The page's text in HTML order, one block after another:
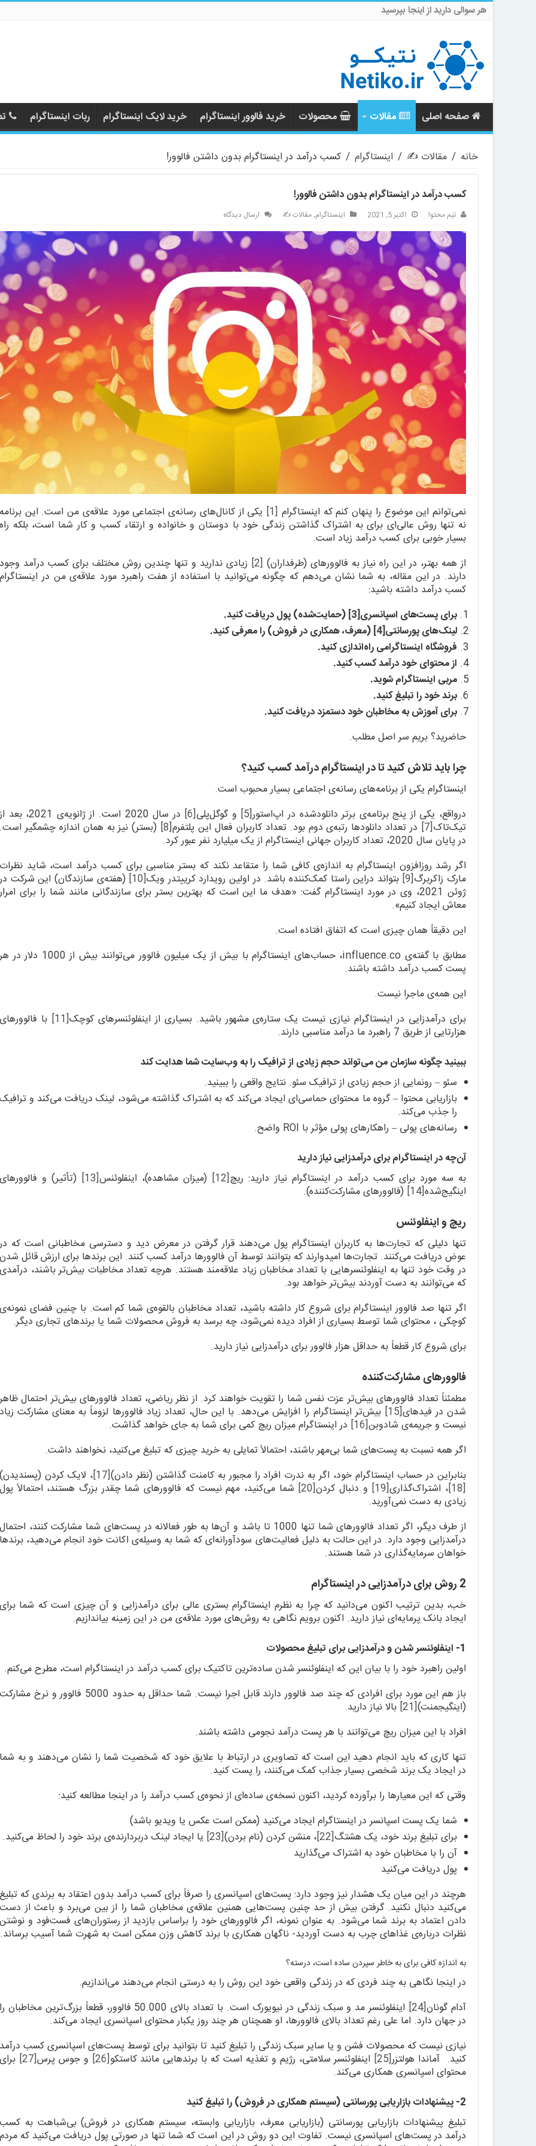
هر سوالی دارید از اینجا بپرسید
صفحه اصلی مقالات محصولات خرید فالوور اینستاگرام خرید لایک اینستاگرام ربات اینستاگرام
خانه / مقالات ✍️ / اینستاگرام / کسب درآمد در اینستاگرام بدون داشتن فالوور!
کسب درآمد در اینستاگرام بدون داشتن فالوور!
تیم محتوا اکتبر 5, 2021 اینستاگرام,مقالات ✍️ ارسال دیدگاه
نمی‌توانم این موضوع را پنهان کنم که اینستاگرام [1]
یکی از کانال‌های رسانه‌ی اجتماعی مورد علاقه‌ی من است. این برنامه
نه تنها روش عالی‌ای برای به اشتراک گذاشتن زندگی خود با دوستان و خانواده و ارتقاء کسب و کار شما است، بلکه راه
بسیار خوبی برای کسب درآمد زیاد است.
از همه بهتر، در این راه نیاز به فالوورهای (طرفداران) [2]
زیادی ندارید و تنها چندین روش مختلف برای کسب درآمد وجود
دارند. در این مقاله، به شما نشان می‌دهم که چگونه می‌توانید با استفاده از هفت راهبرد مورد علاقه‌ی من در اینستاگرام
کسب درآمد داشته باشید:
برای پست‌های اسپانسری[3]
(حمایت‌شده) پول دریافت کنید.
لینک‌های پورسانتی[4]
(معرف، همکاری در فروش) را معرفی کنید.
فروشگاه اینستاگرامی راه‌اندازی کنید.
از محتوای خود درآمد کسب کنید.
مربی اینستاگرام شوید.
برند خود را تبلیغ کنید.
برای آموزش به مخاطبان خود دستمزد دریافت کنید.
حاضرید؟ بریم سر اصل مطلب.
چرا باید تلاش کنید تا در اینستاگرام درآمد کسب کنید؟
اینستاگرام یکی از برنامه‌های رسانه‌ی اجتماعی بسیار محبوب است.
درواقع، یکی از پنج برنامه‌ی برتر دانلودشده در اپ‌استور[5] و گوگل‌پلی[6]
در سال 2020 است. از ژانویه‌ی 2021، بعد از
تیک‌تاک[7] در تعداد دانلودها رتبه‌ی دوم بود. تعداد کاربران فعال این پلتفرم[8]
(بستر) نیز به همان اندازه چشمگیر است.
در پایان سال 2020، تعداد کاربران جهانی اینستاگرام از یک میلیارد نفر عبور کرد.
اگر رشد روزافزون اینستاگرام به اندازه‌ی کافی شما را متقاعد نکند که بستر مناسبی برای کسب درآمد است، شاید نظرات
مارک زاکربرگ[9] بتواند دراین راستا کمک‌کننده باشد. در اولین رویدارد کرییتدر ویک[10]
(هفته‌ی سازندگان) این شرکت در
ژوئن 2021، وی در مورد اینستاگرام گفت: «هدف ما این است که بهترین بستر برای سازندگانی مانند شما را برای امرار
معاش ایجاد کنیم».
این دقیقاً همان چیزی است که اتفاق افتاده است.
مطابق با گفته‌ی influence.co، حساب‌های اینستاگرام با بیش از یک میلیون فالوور می‌توانند بیش از 1000 دلار در هر
پست کسب درآمد داشته باشند.
این همه‌ی ماجرا نیست.
برای درآمدزایی در اینستاگرام نیازی نیست یک ستاره‌ی مشهور باشید. بسیاری از اینفلوئنسرهای کوچک[11]
با فالوورهای
هزارتایی از طریق 7 راهبرد ما درآمد مناسبی دارند.
ببینید چگونه سازمان من می‌تواند حجم زیادی از ترافیک را به وب‌سایت شما هدایت کند
سئو – رونمایی از حجم زیادی از ترافیک سئو. نتایج واقعی را ببینید.
بازاریابی محتوا – گروه‌ ما محتوای حماسی‌ای ایجاد می‌کند که به اشتراک گذاشته می‌شود، لینک دریافت می‌کند و ترافیک
را جذب می‌کند.
رسانه‌های پولی – راهکارهای پولی مؤثر با ROI واضح.
آن‌چه در اینستاگرام برای درآمدزایی نیاز دارید
به سه مورد برای کسب درآمد در اینستاگرام نیاز دارید: ریچ[12] (میزان مشاهده)، اینفلوئنس[13]
(تأثیر) و فالوورهای
اینگیج‌شده[14] (فالوورهای مشارکت‌کننده).
ریچ و اینفلوئنس
تنها دلیلی که تجارت‌ها به کاربران اینستاگرام پول می‌دهند قرار گرفتن در معرض دید و دسترسی مخاطبانی است که در
عوض دریافت می‌کنند. تجارت‌ها امیدوارند که بتوانند توسط آن فالوورها درآمد کسب کنند. این برندها برای ارزش قائل شدن
در وقت خود تنها به اینفلوئنسرهایی با تعداد مخاطبان زیاد علاقه‌مند هستند. هرچه تعداد مخاطبات بیش‌تر باشند، درآمدی
که می‌توانند به دست آوردند بیش‌تر خواهد بود.
اگر تنها صد فالوور اینستاگرام برای شروع کار داشته باشید، تعداد مخاطبان بالقوه‌ی شما کم است. با چنین فضای نمونه‌ی
کوچکی ، محتوای شما توسط بسیاری از افراد دیده نمی‌شود، چه برسد به فروش محصولات شما یا برندهای تجاری دیگر.
برای شروع کار قطعاً به حداقل هزار فالوور برای درآمدزایی نیاز دارید.
فالوورهای مشارکت‌کننده
مطمئناً تعداد فالوورهای بیش‌تر عزت نفس شما را تقویت خواهند کرد. از نظر ریاضی، تعداد فالوورهای بیش‌تر احتمال ظاهر
شدن در فیدهای[15]
بیش‌تر اینستاگرام را افزایش می‌دهد. با این حال، تعداد زیاد فالوورها لزوماً به معنای مشارکت زیاد
نیست و جریمه‌ی شادوبن[16]
در اینستاگرام میزان ریچ کمی برای شما به جای خواهد گذاشت.
اگر همه نسبت به پست‌های شما بی‌مهر باشند، احتمالاً تمایلی به خرید چیزی که تبلیغ می‌کنید، نخواهند داشت.
بنابراین در حساب اینستاگرام خود، اگر به ندرت افراد را مجبور به کامنت گذاشتن (نظر دادن)[17]
، لایک کردن (پسندیدن)
[18]
، اشتراک‌گذاری[19] و دنبال کردن[20]
شما می‌کنید، مهم نیست که فالوورهای شما چقدر بزرگ هستند، احتمالاً پول
زیادی به دست نمی‌آورید.
از طرف دیگر، اگر تعداد فالوورهای شما تنها 1000 تا باشد و آن‌ها به طور فعالانه در پست‌های شما مشارکت کنند، احتمال
درآمدزایی وجود دارد. در این حالت به دلیل فعالیت‌های سودآورانه‌ای که شما به وسیله‌ی اکانت خود انجام می‌دهید، برندها
خواهان سرمایه‌گذاری در شما هستند.
2 روش برای درآمدزایی در اینستاگرام
خب، بدین ترتیب اکنون می‌دانید که چرا به نظرم اینستاگرام بستری عالی برای درآمدزایی و آن چیزی است که شما برای
ایجاد بانک پرمایه‌ای نیاز دارید. اکنون برویم نگاهی به روش‌های مورد علاقه‌ی من در این زمینه بیاندازیم.
1- اینفلوئنسر شدن و درآمدزایی برای تبلیغ محصولات
اولین راهبرد خود را با بیان این که اینفلوئنسر شدن ساده‌ترین تاکتیک برای کسب درآمد در اینستاگرام است، مطرح می‌کنم.
باز هم این مورد برای افرادی که چند صد فالوور دارند قابل اجرا نیست. شما حداقل به حدود 5000 فالوور و نرخ مشارکت
(اینگیجمنت)[21]
بالا نیاز دارید.
افراد با این میزان ریچ می‌توانند با هر پست درآمد نجومی داشته باشند.
تنها کاری که باید انجام دهید این است که تصاویری در ارتباط با علایق خود که شخصیت شما را نشان می‌دهند و به شما
در ایجاد یک برند شخصی بسیار جذاب کمک می‌کنند، را پست کنید.
وقتی که این معیارها را برآورده کردید، اکنون نسخه‌ی ساده‌ای از نحوه‌ی کسب درآمد را در اینجا مطالعه کنید:
شما یک پست اسپانسر در اینستاگرام ایجاد می‌کنید (ممکن است عکس یا ویدیو باشد)
برای تبلیغ برند خود، یک هشتگ[22] ، منشن کردن (نام بردن)[23]
یا ایجاد لینک دربردارنده‌ی برند خود را لحاظ می‌کنید.
آن را با مخاطبان خود به اشتراک می‌گذارید
پول دریافت می‌کنید
هرچند در این میان یک هشدار نیز وجود دارد: پست‌های اسپانسری را صرفاً برای کسب درآمد بدون اعتقاد به برندی که تبلیغ
می‌کنید دنبال نکنید. گرفتن بیش از حد چنین پست‌هایی همنین علاقه‌ی مخاطبان شما را از بین می‌برد و باعث از دست
دادن اعتماد به برند شما می‌شود. به عنوان نمونه، اگر فالوورهای خود را براساس بازدید از رستوران‌های فست‌فود و نوشتن
نظرات درباره‌ی غذاهای چرب به دست آوردید- ناگهان همکاری با برند کاهش وزن ممکن است به شهرت شما آسیب برساند.
به اندازه کافی برای به خاطر سپردن ساده است، درسته؟
در اینجا نگاهی به چند فردی که در زندگی واقعی خود این روش را به درستی انجام می‌دهند می‌اندازیم.
آدام گونان[24]
اینفلوئنسر مد و سبک زندگی در نیویورک است. با تعداد بالای 50.000 فالوور، قطعاً بزرگ‌ترین مخاطبان را
در جهان دارد. اما علی رغم تعداد بالای فالوورها، او همچنان هر چند روز یکبار محتوای اسپانسری ایجاد می‌کند.
نیازی نیست که محصولات فشن و یا سایر سبک زندگی را تبلیغ کنید تا بتوانید برای توسط پست‌های اسپانسری کسب درآمد
کنید. آماندا هولتزر[25] اینفلوئنسر سلامتی، رژیم و تغذیه است که با برندهایی مانند کاستکو[26] و جوس پرس[27]
برای
محتوای اسپانسری همکاری می‌کند.
2- پیشنهادات بازاریابی پورسانتی (سیستم همکاری در فروش) را تبلیغ کنید
تبلیغ پیشنهادات بازاریابی پورسانتی (بازاریابی معرف، بازاریابی وابسته، سیستم همکاری در فروش) بی‌شباهت به کسب
درآمد در پست‌های اسپانسری نیست. تفاوت این دو روش در این است که شما تنها در صورتی پول دریافت می‌کنید که مردم